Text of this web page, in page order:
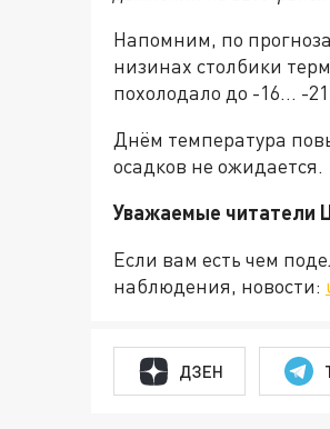
Напомним, по
низинах столбики
похолодало до -16... -
Днём температура
осадков не ожидается.
Уважаемые читатели
Если вам есть чем
наблюдения, новости:
ДЗЕН